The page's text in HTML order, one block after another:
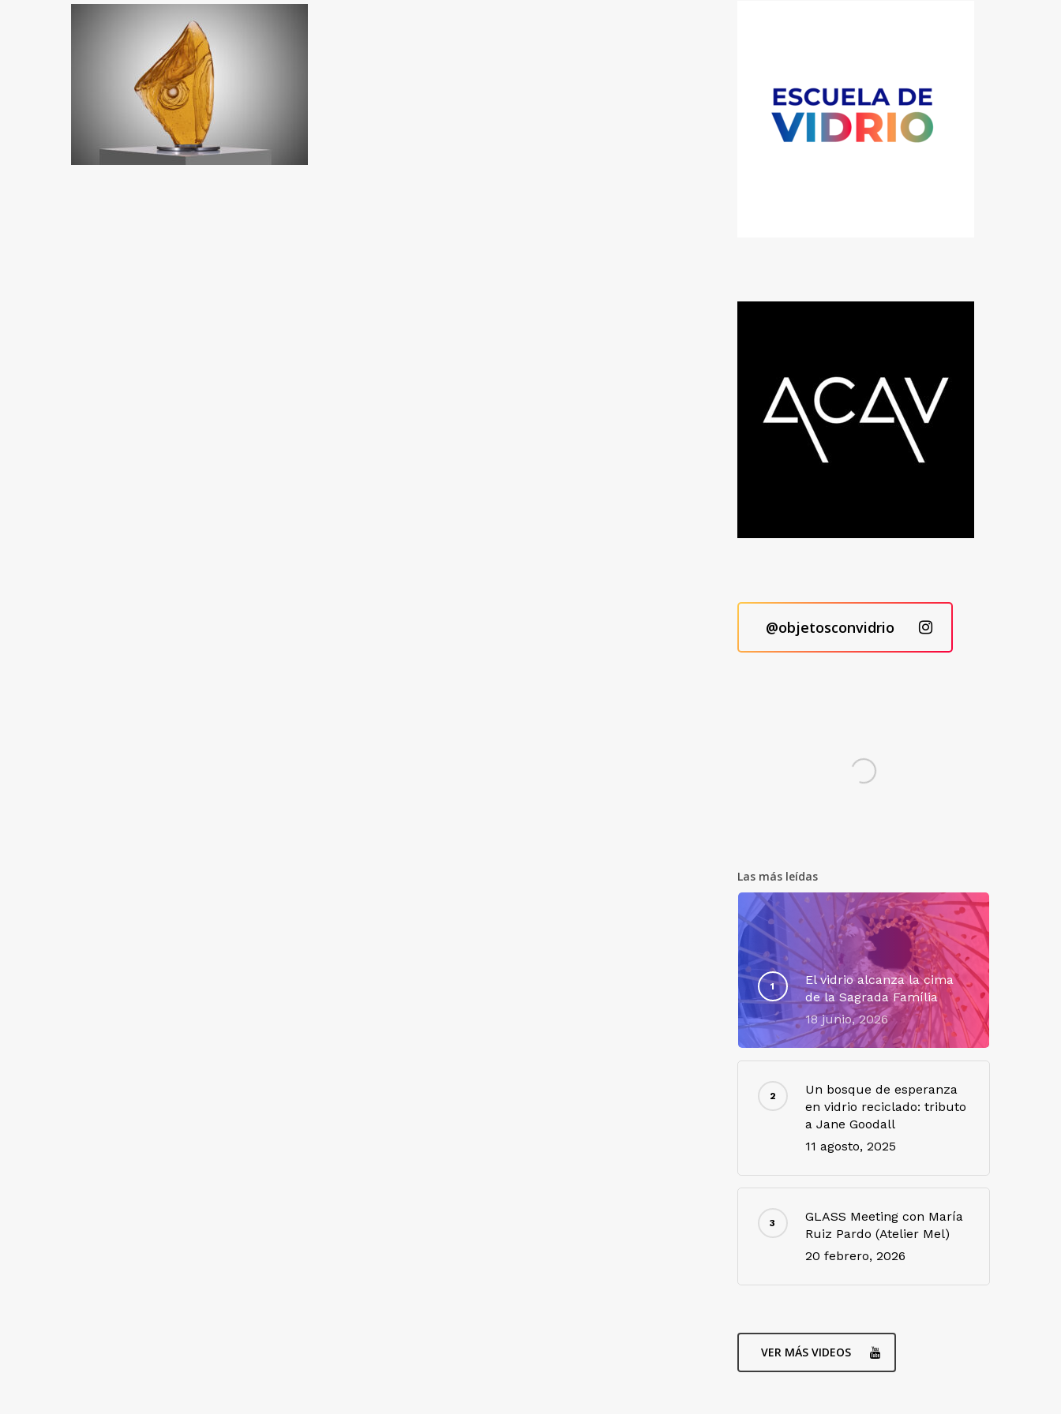
@objetosconvidrio
Las más leídas
El vidrio alcanza la cima
de la Sagrada Família
18 junio, 2026
Un bosque de esperanza
en vidrio reciclado: tributo
a Jane Goodall
11 agosto, 2025
GLASS Meeting con María
Ruiz Pardo (Atelier Mel)
20 febrero, 2026
VER MÁS VIDEOS